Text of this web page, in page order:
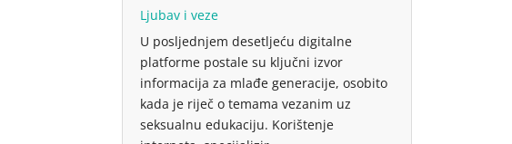
Ljubav i veze
U posljednjem desetljeću digitalne
platforme postale su ključni izvor
informacija za mlađe generacije, osobito
kada je riječ o temama vezanim uz
seksualnu edukaciju. Korištenje